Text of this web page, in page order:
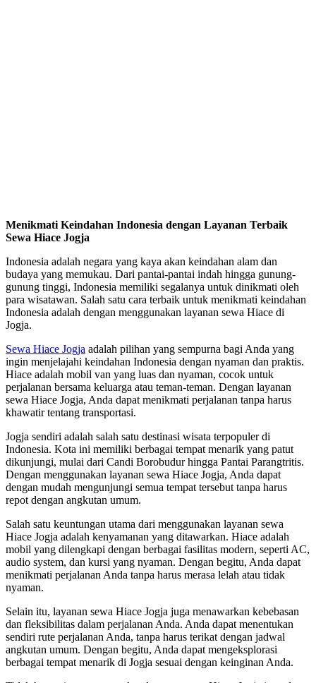
Menikmati Keindahan Indonesia dengan Layanan Terbaik
Sewa Hiace Jogja
Indonesia adalah negara yang kaya akan keindahan alam dan
budaya yang memukau. Dari pantai-pantai indah hingga gunung-
gunung tinggi, Indonesia memiliki segalanya untuk dinikmati oleh
para wisatawan. Salah satu cara terbaik untuk menikmati keindahan
Indonesia adalah dengan menggunakan layanan sewa Hiace di
Jogja.
Sewa Hiace Jogja adalah pilihan yang sempurna bagi Anda yang
ingin menjelajahi keindahan Indonesia dengan nyaman dan praktis.
Hiace adalah mobil van yang luas dan nyaman, cocok untuk
perjalanan bersama keluarga atau teman-teman. Dengan layanan
sewa Hiace Jogja, Anda dapat menikmati perjalanan tanpa harus
khawatir tentang transportasi.
Jogja sendiri adalah salah satu destinasi wisata terpopuler di
Indonesia. Kota ini memiliki berbagai tempat menarik yang patut
dikunjungi, mulai dari Candi Borobudur hingga Pantai Parangtritis.
Dengan menggunakan layanan sewa Hiace Jogja, Anda dapat
dengan mudah mengunjungi semua tempat tersebut tanpa harus
repot dengan angkutan umum.
Salah satu keuntungan utama dari menggunakan layanan sewa
Hiace Jogja adalah kenyamanan yang ditawarkan. Hiace adalah
mobil yang dilengkapi dengan berbagai fasilitas modern, seperti AC,
audio system, dan kursi yang nyaman. Dengan begitu, Anda dapat
menikmati perjalanan Anda tanpa harus merasa lelah atau tidak
nyaman.
Selain itu, layanan sewa Hiace Jogja juga menawarkan kebebasan
dan fleksibilitas dalam perjalanan Anda. Anda dapat menentukan
sendiri rute perjalanan Anda, tanpa harus terikat dengan jadwal
angkutan umum. Dengan begitu, Anda dapat mengeksplorasi
berbagai tempat menarik di Jogja sesuai dengan keinginan Anda.